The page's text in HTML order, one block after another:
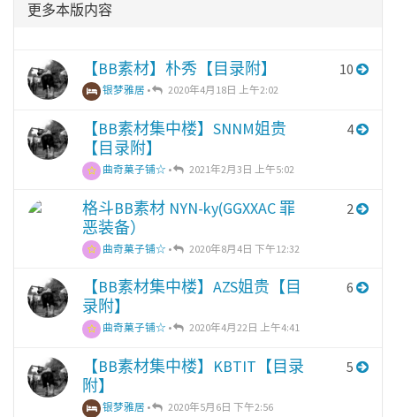
更多本版内容
【BB素材】朴秀【目录附】
银梦雅居 • 2020年4月18日 上午2:02
10
【BB素材集中楼】SNNM姐贵
【目录附】
曲奇菓子铺☆ • 2021年2月3日 上午5:02
4
格斗BB素材 NYN-ky(GGXXAC 罪
恶装备）
曲奇菓子铺☆ • 2020年8月4日 下午12:32
2
【BB素材集中楼】AZS姐贵【目
录附】
曲奇菓子铺☆ • 2020年4月22日 上午4:41
6
【BB素材集中楼】KBTIT【目录
附】
银梦雅居 • 2020年5月6日 下午2:56
5